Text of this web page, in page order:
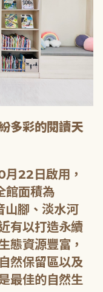
多彩的閱讀天
月22日啟用，
館面積為
腳、淡水河
有以打造永續
態資源豐富，
然保留區以及
最佳的自然生